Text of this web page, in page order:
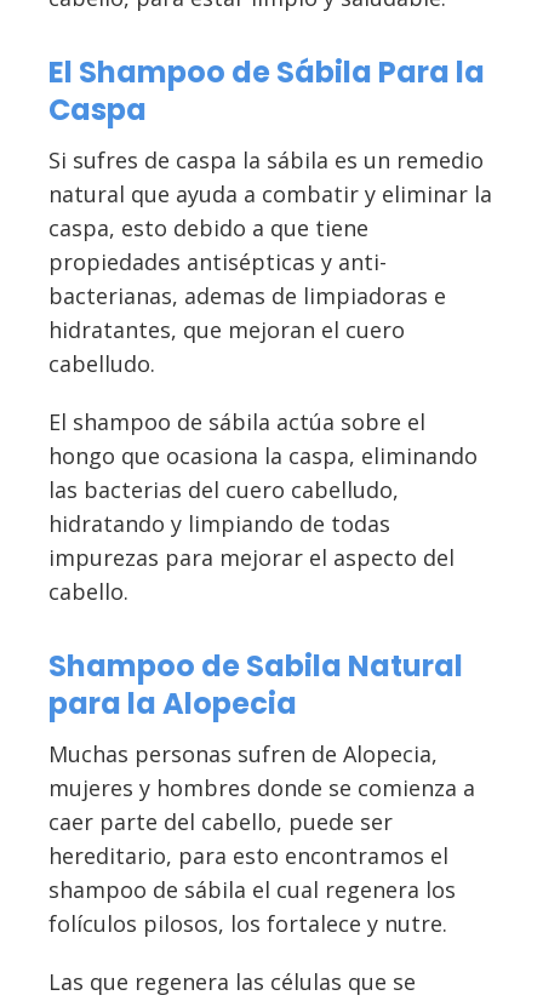
El Shampoo de Sábila Para la
Caspa
Si sufres de caspa la sábila es un remedio
natural que ayuda a combatir y eliminar la
caspa, esto debido a que tiene
propiedades antisépticas y anti-
bacterianas, ademas de limpiadoras e
hidratantes, que mejoran el cuero
cabelludo.
El shampoo de sábila actúa sobre el
hongo que ocasiona la caspa, eliminando
las bacterias del cuero cabelludo,
hidratando y limpiando de todas
impurezas para mejorar el aspecto del
cabello.
Shampoo de Sabila Natural
para la Alopecia
Muchas personas sufren de Alopecia,
mujeres y hombres donde se comienza a
caer parte del cabello, puede ser
hereditario, para esto encontramos el
shampoo de sábila el cual regenera los
folículos pilosos, los fortalece y nutre.
Las que regenera las células que se